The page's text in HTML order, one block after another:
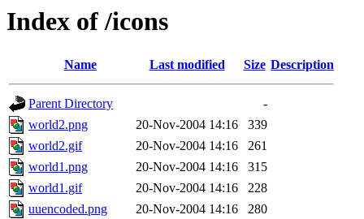
Index of /icons
Name Last modified Size Description
Parent Directory
-
world2.png
20-Nov-2004 14:16
339
world2.gif
20-Nov-2004 14:16
261
world1.png
20-Nov-2004 14:16
315
world1.gif
20-Nov-2004 14:16
228
uuencoded.png
20-Nov-2004 14:16
280